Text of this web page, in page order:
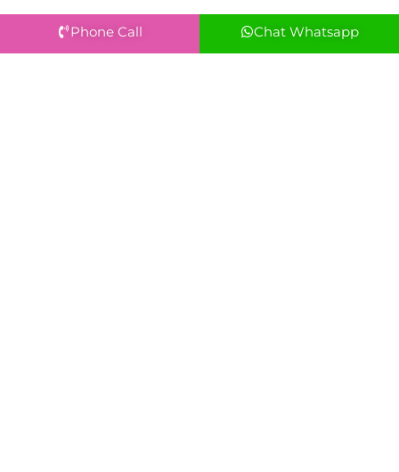
Phone Call Chat Whatsapp